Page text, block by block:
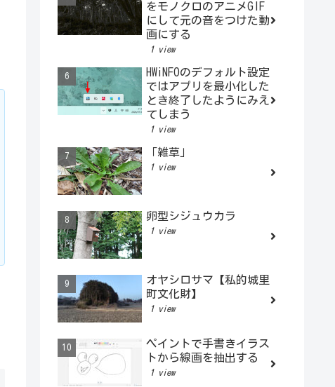
をモノクロのアニメGIF
にして元の音をつけた動
画にする
1 view
HWiNFOのデフォルト設定
ではアプリを最小化した
とき終了したようにみえ
てしまう
1 view
「雑草」
1 view
卵型シジュウカラ
1 view
オヤシロサマ【私的城里
町文化財】
1 view
ペイントで手書きイラス
トから線画を抽出する
1 view